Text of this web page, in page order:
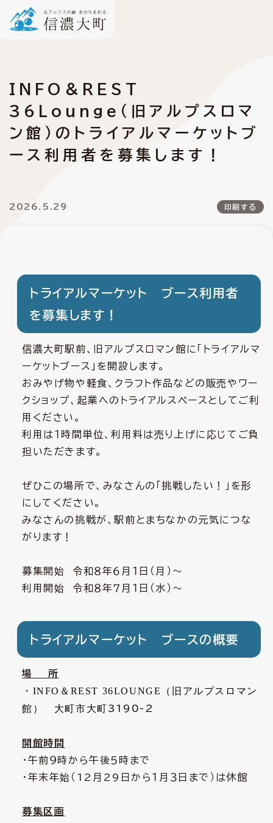
INFO＆REST
36Lounge（旧アルプスロマ
ン館）のトライアルマーケットブ
ース利用者を募集します！
2026.5.29 印刷する
トライアルマーケット ブース利用者
を募集します！
信濃大町駅前、旧アルプスロマン館に「トライアルマ
ーケットブース」を開設します。
おみやげ物や軽食、クラフト作品などの販売やワー
クショップ、起業へのトライアルスペースとしてご利
用ください。
利用は１時間単位、利用料は売り上げに応じてご負
担いただきます。
ぜひこの場所で、みなさんの「挑戦したい！」を形
にしてください。
みなさんの挑戦が、駅前とまちなかの元気につな
がります！
募集開始 令和８年６月１日（月）～
利用開始 令和８年７月１日（水）～
トライアルマーケット ブースの概要
場 所
・INFO＆REST 36LOUNGE（旧アルプスロマン
館） 大町市大町3190-2
開館時間
・午前９時から午後５時まで
・年末年始（ 12 月 29 日から１月３日まで）は休館
募集区画